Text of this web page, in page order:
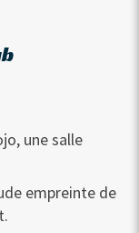
une salle
empreinte de